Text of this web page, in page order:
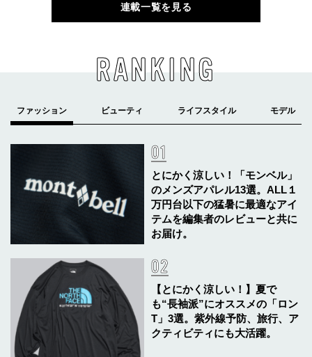
連載一覧を見る
RANKING
とにかく涼しい！「モンベル」
のメンズアパレル13選。ALL１
万円台以下の猛暑に最適なアイ
テムを編集者のレビューと共に
お届け。
【とにかく涼しい！】夏で
も“長袖派”にオススメの「ロン
T」3選。紫外線予防、旅行、ア
クティビティにも大活躍。